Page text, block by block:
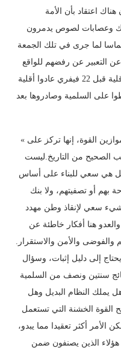
هناك اعتقاد بأن الأمة
وعصابات لصوص يدمرون
لما جرى في تلك الجمعة
عن التعبير عن رفضهم للواقع
وسعيهم إلى تغييره، وهؤلاء الذين كانوا أقلية قبل 22 فيفري عادوا أقلية
على السلمية وصادروها بعد
« الأقلية » لا تهتم بالعدد أو الكم ولا حتى بموازين القوة، إنها تركز على
الصحيح من التاريخ.ليست
هي سعي للبناء على أساس
بهم أو تصفيتهم، ولا بنك
سعي لإنقاذ وطن مهدد
هنا أفكار خاطئة عن
والفوضى والأمن والاستقرار.
إلى دليل إثبات، وسؤال
سنتين ونصف من السلمية
يملك النظام البديل وهل
القوة الخشنة التي تستعمل
أكثر تعقيدا مما يبدو،
هؤلاء الذين يصنفون ضمن